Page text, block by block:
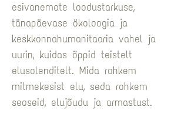
esivanemate loodustarkuse,
tänapäevase ökoloogia ja
keskkonnahumanitaaria vahel ja
uurin, kuidas õppid teistelt
elusolenditelt. Mida rohkem
mitmekesist elu, seda rohkem
seoseid, elujõudu ja armastust.